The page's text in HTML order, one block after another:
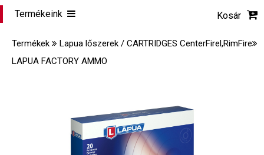
Termékeink Kosár
Termékek
Lapua lőszerek / CARTRIDGES CenterFirel,RimFire
LAPUA FACTORY AMMO